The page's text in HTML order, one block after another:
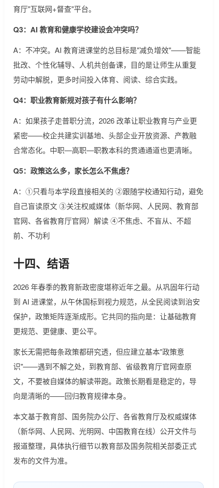
育厅"互联网+督查"平台。
Q3：AI 教育和健康学校建设会冲突吗？
A：不冲突。AI 教育进课堂的总目标是"减负增效"——智能
批改、个性化辅导、人机共创备课，目的是让师生从重复
劳动中解脱，更多时间投入体育、阅读、综合实践。
Q4：职业教育新规对孩子有什么影响？
A：如果孩子走普职分流，2026 改革让职业教育与产业更
紧密——校企共建实训基地、头部企业开放资源、产教融
合常态化。中职—高职—职教本科的贯通通道也更清晰。
Q5：政策这么多，家长怎么不焦虑？
A：①只看与本学段直接相关的 ②跟随学校通知行动，避免
自己盲读原文 ③关注权威媒体（新华网、人民网、教育部
官网、各省教育厅官网）解读 ④不焦虑、不盲从、不超
前、不功利
十四、结语
2026 年春季的教育新政密度堪称近年之最。从巩固年行动
到 AI 进课堂，从午休国标到视力规范，从全民阅读到治安
保护，政策矩阵逐渐成形。它共同的指向是：让基础教育
更规范、更健康、更公平。
家长无需把每条政策都研究透，但应建立基本"政策意
识"——遇到不解之处，到教育部、省级教育厅官网查原
文，不要被自媒体的解读带跑。政策长期看是稳定的，导
向是清晰的——回归教育规律本身。
本文基于教育部、国务院办公厅、各省教育厅及权威媒体
（新华网、人民网、光明网、中国教育在线）公开文件与
报道整理，具体执行细节以教育部及国务院相关部委正式
发布的文件为准。